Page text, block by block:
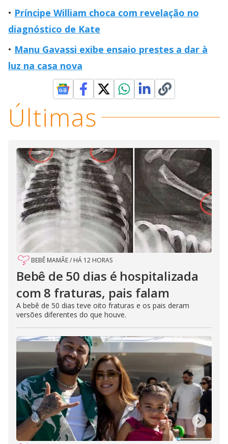
Príncipe William choca com revelação no
diagnóstico de Kate
Manu Gavassi exibe ensaio prestes a dar à
luz na casa nova
Últimas
BEBÊ MAMÃE/ HÁ 12 HORAS
Bebê de 50 dias é hospitalizada
com 8 fraturas, pais falam
A bebê de 50 dias teve oito fraturas e os pais deram
versões diferentes do que houve.